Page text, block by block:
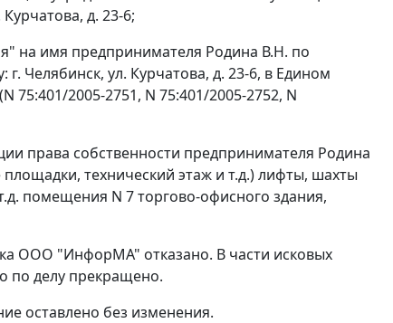
д. 23-6;
на имя предпринимателя Родина В.Н. по
Челябинск, ул. Курчатова, д. 23-6, в Едином
75:401/2005-2751, N 75:401/2005-2752, N
права собственности предпринимателя Родина
технический этаж и т.д.) лифты, шахты
помещения N 7 торгово-офисного здания,
ООО "ИнфорМА" отказано. В части исковых
по делу прекращено.
оставлено без изменения.